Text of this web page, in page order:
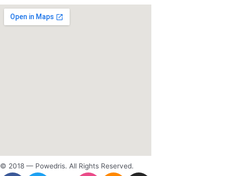
© 2018 — Powedris. All Rights Reserved.